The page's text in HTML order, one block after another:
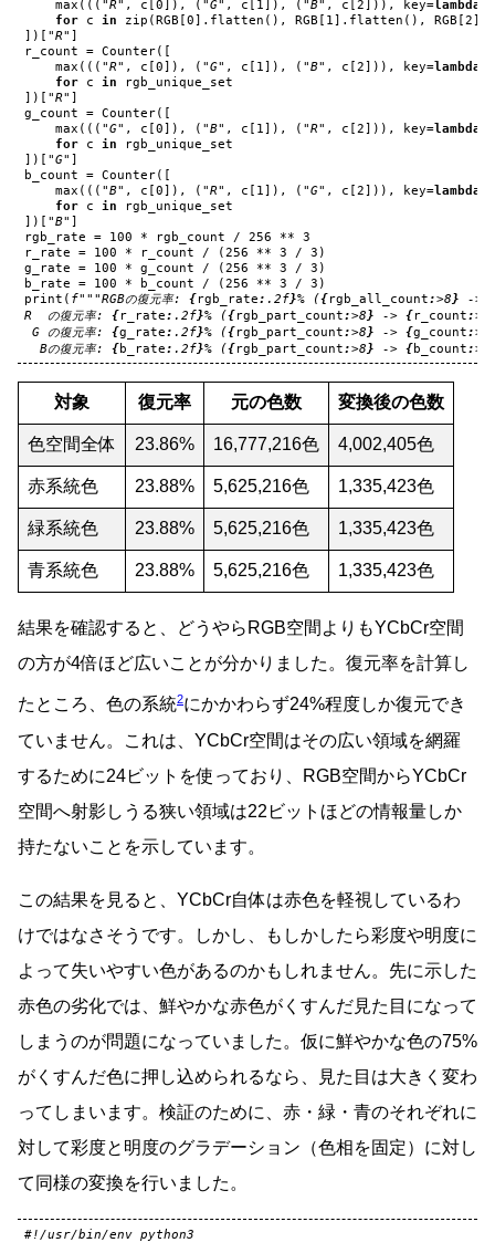
max ((( "R" , c 0 ]), ( "G" , c 1 ]), ( "B" , c 2 ])), key=lambda
for
c in zip (RGB [0] . flatten (), RGB [ 1 ] . flatten (), RGB [2]
])[ "R" ]
r_count
= Counter([
max ((( "R" , c [0]), ( "G" , c [ 1 ]), ( "B" , c [2])), key=lambda
for
c in
rgb_unique_set
])[ "R" ]
g_count
= Counter([
max ((( "G" , c [0]), ( "B" , c [ 1 ]), ( "R" , c [2])), key=lambda
for
c in
rgb_unique_set
])[ "G" ]
b_count
= Counter([
max ((( "B" , c [0]), ( "R" , c [ 1 ]), ( "G" , c [2])), key=lambda
for
c in
rgb_unique_set
])[ "B" ]
rgb_rate
= 100 * rgb_count / 256 **
3
r_rate
= 100 * r_count / (256 ** 3 / 3 )
g_rate
= 100 * g_count / (256 ** 3 / 3 )
b_rate
= 100 * b_count / (256 ** 3 / 3 )
print ( f"""RGBの復元率: {rgb_rate : .2f}% ({rgb_all_count :>8} ->
R  の復元率: {r_rate : .2f}% ({rgb_part_count :>8} -> {r_count :>7
G の復元率: {g_rate : .2f}% ({rgb_part_count :>8} -> {g_count :>7
  Bの復元率:
{b_rate : .2f}% ({rgb_part_count :>8} -> {b_count :>7
対象 復元率 元の色数 変換後の色数
色空間全体 23.86% 16,777,216色 4,002,405色
赤系統色 23.88% 5,625,216色 1,335,423色
緑系統色 23.88% 5,625,216色 1,335,423色
青系統色 23.88% 5,625,216色 1,335,423色
結果を確認すると、どうやらRGB空間よりもYCbCr空間
の方が4倍ほど広いことが分かりました。復元率を計算し
たところ、色の系統2にかかわらず24%程度しか復元でき
ていません。これは、YCbCr空間はその広い領域を網羅
するために24ビットを使っており、RGB空間からYCbCr
空間へ射影しうる狭い領域は22ビットほどの情報量しか
持たないことを示しています。
この結果を見ると、YCbCr自体は赤色を軽視しているわ
けではなさそうです。しかし、もしかしたら彩度や明度に
よって失いやすい色があるのかもしれません。先に示した
赤色の劣化では、鮮やかな赤色がくすんだ見た目になって
しまうのが問題になっていました。仮に鮮やかな色の75%
がくすんだ色に押し込められるなら、見た目は大きく変わ
ってしまいます。検証のために、赤・緑・青のそれぞれに
対して彩度と明度のグラデーション（色相を固定）に対し
て同様の変換を行いました。
#!/usr/bin/env python3